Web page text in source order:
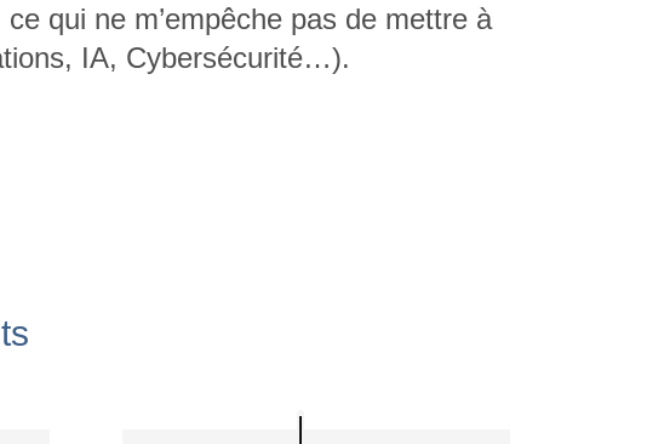
qui ne m’empêche pas de mettre à
IA, Cybersécurité…).